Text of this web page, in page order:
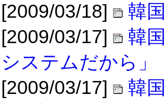
[2009/03/18]
韓
[2009/03/17]
韓
システムだから」
[2009/03/17]
韓